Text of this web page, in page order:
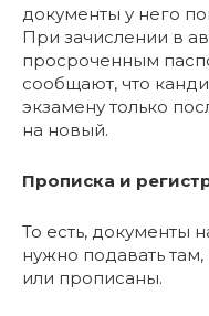
документы у него
При зачислении в
просроченным
сообщают, что
экзамену только
на новый.
Прописка и
То есть, документы
нужно подавать
или прописаны.